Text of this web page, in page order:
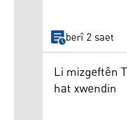
berî 2 saet
Li mizgeftên
hat xwendin